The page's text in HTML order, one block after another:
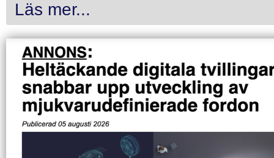
Läs mer...